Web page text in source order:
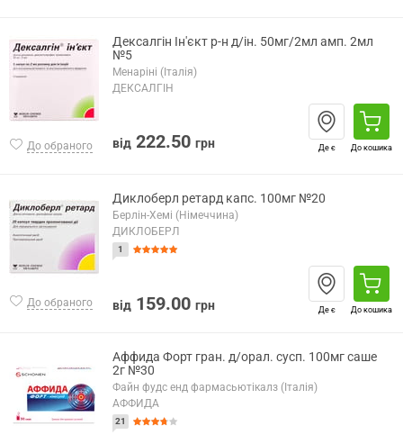
До обраного
Дексалгін Ін'єкт р-н д/ін. 50мг/2мл амп. 2мл
№5
Менаріні (Італія)
ДЕКСАЛГІН
від 222.50 грн Де є До кошика
До обраного
Диклоберл ретард капс. 100мг №20
Берлін-Хемі (Німеччина)
ДИКЛОБЕРЛ
1
від 159.00 грн Де є До кошика
Аффида Форт гран. д/орал. сусп. 100мг саше
2г №30
Файн фудс енд фармасьютікалз (Італія)
АФФИДА
21